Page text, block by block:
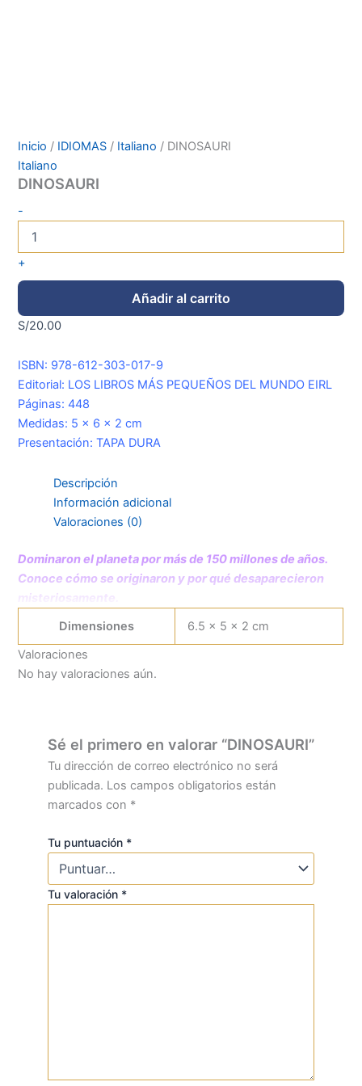
Inicio / IDIOMAS / Italiano / DINOSAURI
Italiano
DINOSAURI
-
+
Añadir al carrito
S/20.00
ISBN: 978-612-303-017-9
Editorial: LOS LIBROS MÁS PEQUEÑOS DEL MUNDO EIRL
Páginas: 448
Medidas: 5 x 6 x 2 cm
Presentación: TAPA DURA
Descripción
Información adicional
Valoraciones (0)
Dominaron el planeta por más de 150 millones de años.
Conoce cómo se originaron y por qué desaparecieron
misteriosamente.
Dimensiones
6.5 × 5 × 2 cm
Valoraciones
No hay valoraciones aún.
Sé el primero en valorar “DINOSAURI”
Tu dirección de correo electrónico no será
publicada. Los campos obligatorios están
marcados con *
Tu puntuación *
Tu valoración *